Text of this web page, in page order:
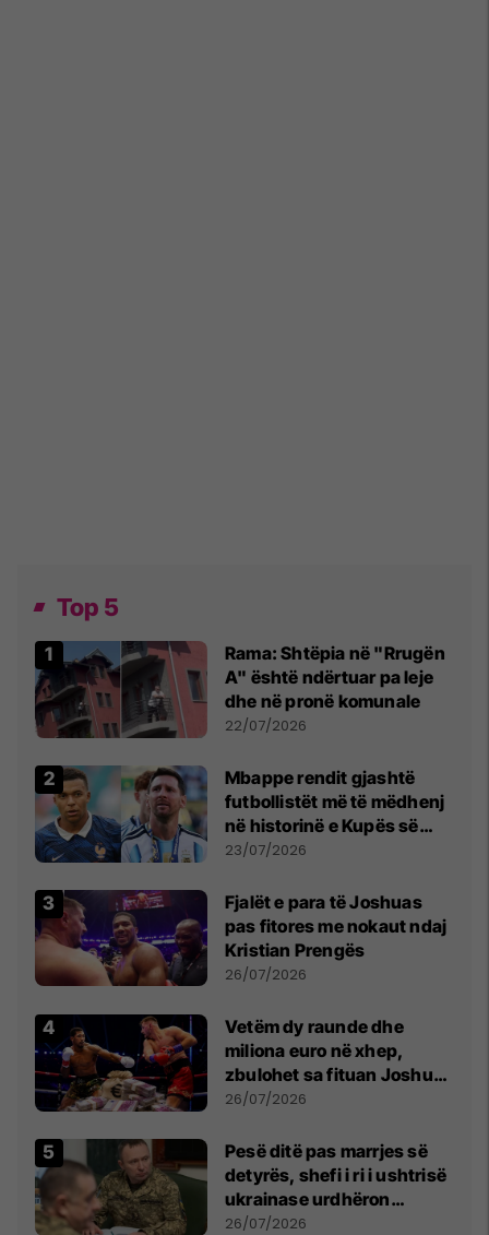
Top 5
Rama: Shtëpia në "Rrugën
A" është ndërtuar pa leje
dhe në pronë komunale
22/07/2026
Mbappe rendit gjashtë
futbollistët më të mëdhenj
në historinë e Kupës së
Botës, Messi mbetet i dyti
23/07/2026
Fjalët e para të Joshuas
pas fitores me nokaut ndaj
Kristian Prengës
26/07/2026
Vetëm dy raunde dhe
miliona euro në xhep,
zbulohet sa fituan Joshua
e Prenga
26/07/2026
Pesë ditë pas marrjes së
detyrës, shefi i ri i ushtrisë
ukrainase urdhëron
kontroll të madh
26/07/2026